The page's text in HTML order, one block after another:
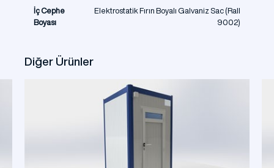
İç Cephe
Boyası
Elektrostatik Fırın Boyalı Galvaniz Sac (Rall
9002)
Diğer Ürünler